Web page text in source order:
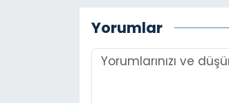
Yorumlar